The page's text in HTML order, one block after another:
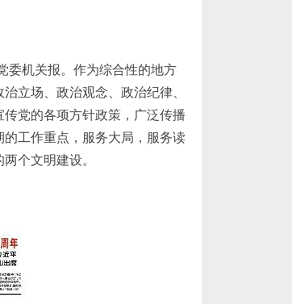
委机关报。作为综合性的地方
立场、政治观念、政治纪律、
党的各项方针政策，广泛传播
工作重点，服务大局，服务读
个文明建设。